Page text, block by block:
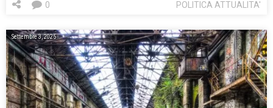
POLITICA ATTUALITA'
0
Settembre 3, 2025